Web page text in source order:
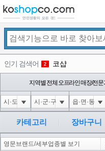
인기 검색어 2 코샵
3 익스
4 미끄럼방지
5 대성설렁탕
6 1-1 waitfor
지역별 전체 오프라인 매장/전
카테고리 장바구니